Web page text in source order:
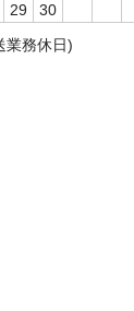
29
30
業務休日)